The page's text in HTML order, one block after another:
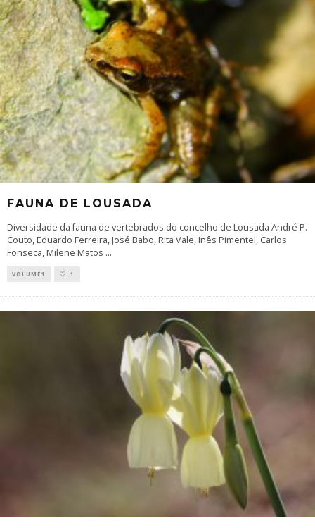
FAUNA DE LOUSADA
Diversidade da fauna de vertebrados do concelho de Lousada André P.
Couto, Eduardo Ferreira, José Babo, Rita Vale, Inês Pimentel, Carlos
Fonseca, Milene Matos ...
VOLUME1 1